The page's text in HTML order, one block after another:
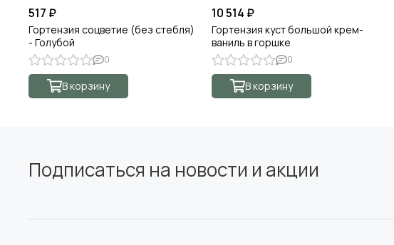
517 ₽
Гортензия соцветие (без стебля)
- Голубой
0
В корзину
10 514 ₽
Гортензия куст большой крем-
ваниль в горшке
0
В корзину
Подписаться на новости и акции